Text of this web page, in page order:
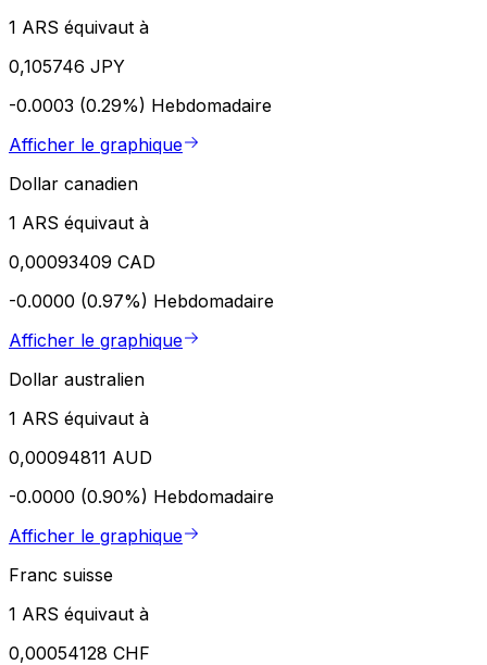
1 ARS équivaut à
0,105746 JPY
-0.0003 (0.29%) Hebdomadaire
Afficher le graphique
Dollar canadien
1 ARS équivaut à
0,00093409 CAD
-0.0000 (0.97%) Hebdomadaire
Afficher le graphique
Dollar australien
1 ARS équivaut à
0,00094811 AUD
-0.0000 (0.90%) Hebdomadaire
Afficher le graphique
Franc suisse
1 ARS équivaut à
0,00054128 CHF